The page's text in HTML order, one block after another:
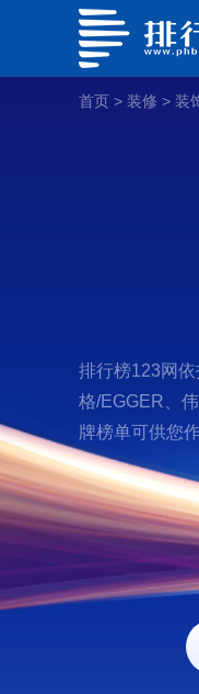
首页 > 装修 > 装
排行榜123网
格/EGGER、
牌榜单可供您